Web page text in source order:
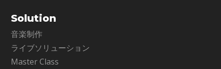
Solution
音楽制作
ライブソリューション
Master Class